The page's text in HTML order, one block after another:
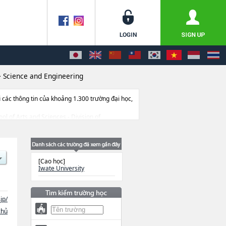
Science and Engineering
các thông tin của khoảng 1.300 trường đại học,
of Arts and Sciences - Division of
tin liên quan đến thi tuyển như số lượng
[Cao học]
Iwate University